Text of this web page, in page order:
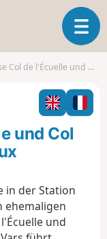
T
o
g
l
n
l'Écuelle und Col de Vars ab Vars-les-Claux
und Col
in der Station
ehemaligen
und